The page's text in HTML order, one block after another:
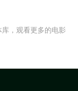
，观看更多的电影